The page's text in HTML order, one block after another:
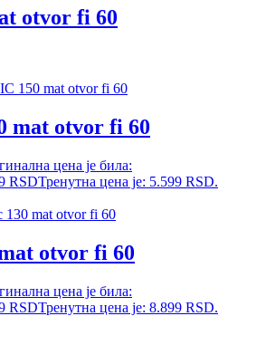
otvor fi 60
mat otvor fi 60
цена је била:
RSDТренутна цена је: 5.599 RSD.
otvor fi 60
цена је била:
RSDТренутна цена је: 8.899 RSD.